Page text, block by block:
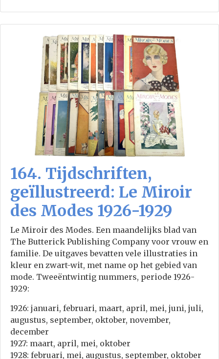
164. Tijdschriften,
geïllustreerd: Le Miroir
des Modes 1926-1929
Le Miroir des Modes. Een maandelijks blad van
The Butterick Publishing Company voor vrouw en
familie. De uitgaves bevatten vele illustraties in
kleur en zwart-wit, met name op het gebied van
mode. Tweeëntwintig nummers, periode 1926-
1929:
1926: januari, februari, maart, april, mei, juni, juli,
augustus, september, oktober, november,
december
1927: maart, april, mei, oktober
1928: februari, mei, augustus, september, oktober